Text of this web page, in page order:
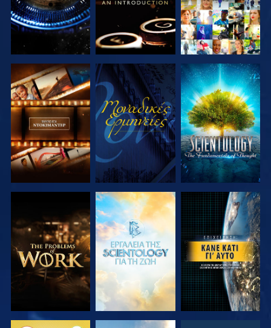
ΕΞΕΡΕΥΝΗΣΤΕ
ΤΗ ΣΕΙΡΑ
ΠΑΡΑΚΟΛΟΥΘΗΣΤΕ
ΕΞΕΡΕΥΝΗΣΤΕ
ΤΗ ΣΕΙΡΑ
ΕΞΕΡΕΥΝΗΣΤΕ
ΤΗ ΣΕΙΡΑ
ΕΞΕΡΕΥΝΗΣΤΕ
ΤΗ ΣΕΙΡΑ
ΠΑΡΑΚΟΛΟΥΘΗΣΤΕ